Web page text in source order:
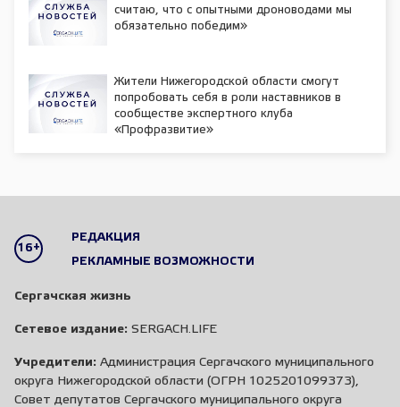
считаю, что с опытными дроноводами мы
обязательно победим»
Жители Нижегородской области смогут
попробовать себя в роли наставников в
сообществе экспертного клуба
«Профразвитие»
16+
РЕДАКЦИЯ
РЕКЛАМНЫЕ ВОЗМОЖНОСТИ
Сергачская жизнь
Сетевое издание: SERGACH.LIFE
Учредители: Администрация Сергачского муниципального
округа Нижегородской области (ОГРН 1025201099373),
Совет депутатов Сергачского муниципального округа